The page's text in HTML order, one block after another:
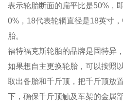
表示轮胎断面的扁平比是50%，
0%，18代表轮辋直径是18英寸
胎。
福特福克斯轮胎的品牌是固特异
如果想自主更换轮胎，可以按照
取出备胎和千斤顶，把千斤顶放
下，确保千斤顶触及车架的金属